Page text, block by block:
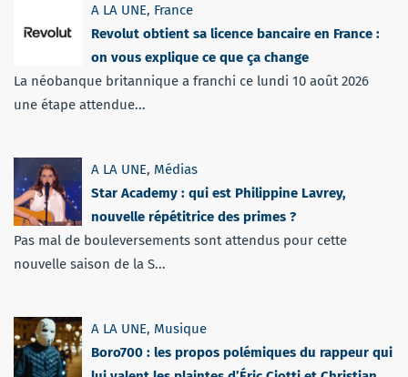
A LA UNE, France
Revolut obtient sa licence bancaire en France :
on vous explique ce que ça change
La néobanque britannique a franchi ce lundi 10 août 2026
une étape attendue...
A LA UNE, Médias
Star Academy : qui est Philippine Lavrey,
nouvelle répétitrice des primes ?
Pas mal de bouleversements sont attendus pour cette
nouvelle saison de la S...
A LA UNE, Musique
Boro700 : les propos polémiques du rappeur qui